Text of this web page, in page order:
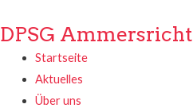
DPSG Ammersricht
Startseite
Aktuelles
Über uns